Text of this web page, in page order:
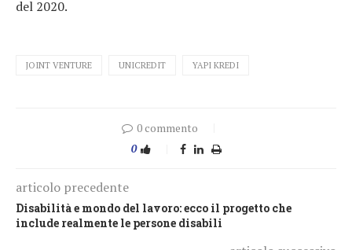
del 2020.
JOINT VENTURE UNICREDIT YAPI KREDI
0 commento
0
articolo precedente
Disabilità e mondo del lavoro: ecco il progetto che
include realmente le persone disabili